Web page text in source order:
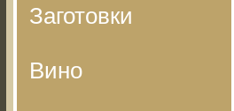
Заготовки
Вино